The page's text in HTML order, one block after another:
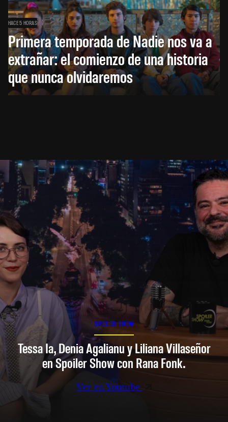
HACE 5 HORAS
Primera temporada de Nadie nos va a
extrañar: el comienzo de una historia
que nunca olvidaremos
SPOILER SHOW
Tessa Ia, Denia Agalianu y Liliana Villaseñor
en Spoiler Show con Rana Fonk.
Ver en Youtube